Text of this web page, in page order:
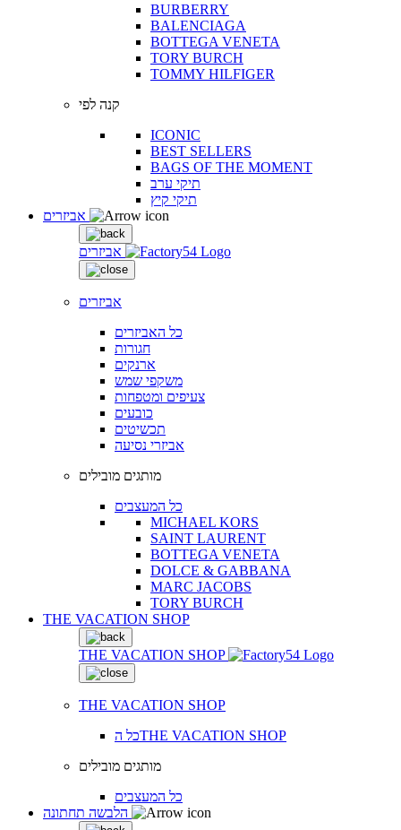
BURBERRY
BALENCIAGA
BOTTEGA VENETA
TORY BURCH
TOMMY HILFIGER
קנה לפי
ICONIC
BEST SELLERS
BAGS OF THE MOMENT
תיקי ערב
תיקי קיץ
אביזרים
אביזרים
כל האביזרים
חגורות
ארנקים
משקפי שמש
צעיפים ומטפחות
כובעים
תכשיטים
אביזרי נסיעה
מותגים מובילים
כל המעצבים
MICHAEL KORS
SAINT LAURENT
BOTTEGA VENETA
DOLCE & GABBANA
MARC JACOBS
TORY BURCH
THE VACATION SHOP
THE VACATION SHOP
THE VACATION SHOP
כל הTHE VACATION SHOP
מותגים מובילים
כל המעצבים